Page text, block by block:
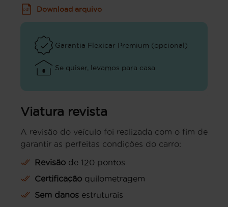
Download arquivo
Garantia Flexicar Premium (opcional)
Se quiser, levamos para casa
Viatura revista
A revisão do veículo foi realizada com o fim de
garantir as perfeitas condições do carro:
Revisão de 120 pontos
Certificação quilometragem
Sem danos estruturais